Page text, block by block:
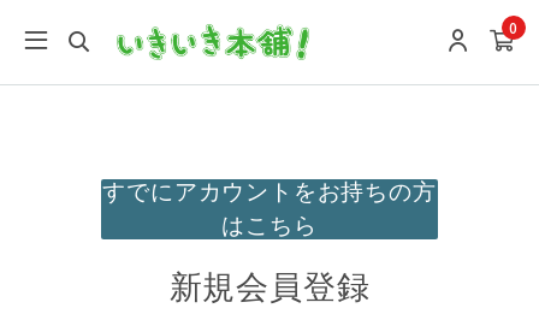
0
すでにアカウントをお持ちの方
はこちら
新規会員登録